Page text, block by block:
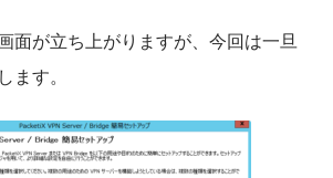
面が立ち上がりますが、今回は一旦
ます。